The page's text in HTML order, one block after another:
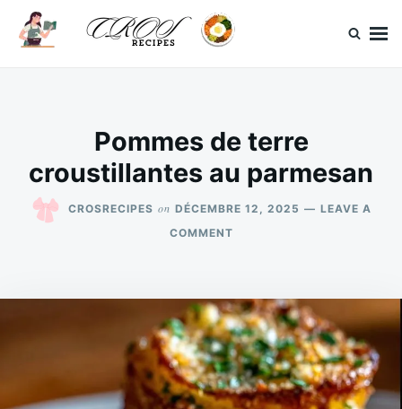
SkipSearch
for:
Pommes de terre
croustillantes au parmesan
CROSRECIPES on DÉCEMBRE 12, 2025
LEAVE A
COMMENTON
CROUSTILLANTES
AU
PARMESAN